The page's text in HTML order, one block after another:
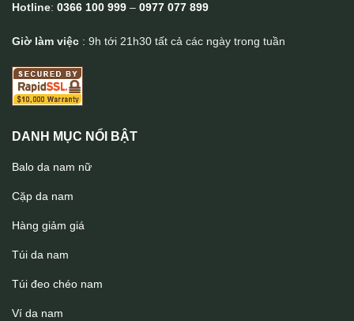
Ví da nam handmade tiện lợi Lano VDNTK021
Hotline: 0366 100 999 – 0977 077 899
Giờ làm việc : 9h tới 21h30 tất cả các ngày trong tuần
DANH MỤC NỔI BẬT
Balo da nam nữ
Cặp da nam
Hàng giảm giá
Túi da nam
Túi đeo chéo nam
Ví da nam